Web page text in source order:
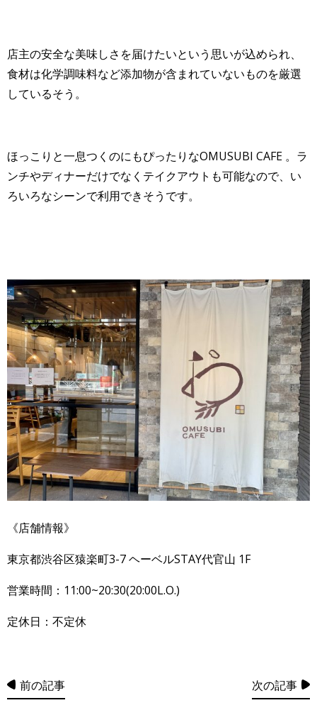
店主の安全な美味しさを届けたいという思いが込められ、
食材は化学調味料など添加物が含まれていないものを厳選
しているそう。
ほっこりと一息つくのにもぴったりなOMUSUBI CAFE 。ラ
ンチやディナーだけでなくテイクアウトも可能なので、い
ろいろなシーンで利用できそうです。
《店舗情報》
東京都渋谷区猿楽町3-7 ヘーベルSTAY代官山 1F
営業時間：11:00~20:30(20:00L.O.)
定休日：不定休
前の記事 次の記事